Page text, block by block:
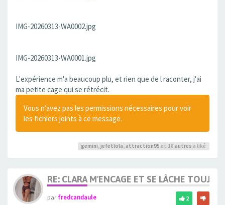
IMG-20260313-WA0002.jpg
IMG-20260313-WA0001.jpg
L'expérience m'a beaucoup plu, et rien que de l raconter, j'ai
ma petite cage qui se rétrécit.
Vous n’avez pas les permissions nécessaires pour voir
les fichiers joints à ce message.
gemini, jefetlola, attraction95 et 18 autres a liké
RE: CLARA M'ENCAGE ET SE LÂCHE
parfredcandaule 2